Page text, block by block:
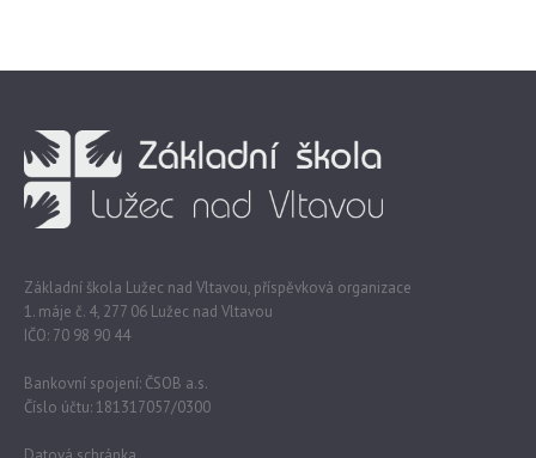
Základní škola Lužec nad Vltavou, příspěvková organizace
1. máje č. 4, 277 06 Lužec nad Vltavou
IČO: 70 98 90 44
Bankovní spojení: ČSOB a.s.
Číslo účtu: 181317057/0300